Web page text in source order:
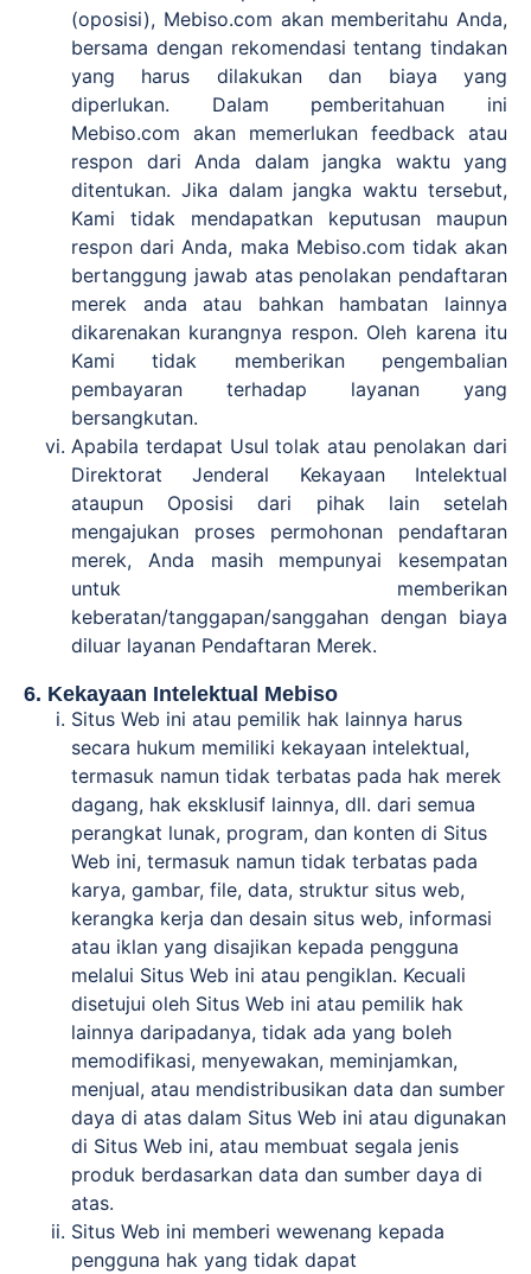
(oposisi), Mebiso.com akan memberitahu Anda,
bersama dengan rekomendasi tentang tindakan
yang harus dilakukan dan biaya yang
diperlukan. Dalam pemberitahuan ini
Mebiso.com akan memerlukan feedback atau
respon dari Anda dalam jangka waktu yang
ditentukan. Jika dalam jangka waktu tersebut,
Kami tidak mendapatkan keputusan maupun
respon dari Anda, maka Mebiso.com tidak akan
bertanggung jawab atas penolakan pendaftaran
merek anda atau bahkan hambatan lainnya
dikarenakan kurangnya respon. Oleh karena itu
Kami tidak memberikan pengembalian
pembayaran terhadap layanan yang
bersangkutan.
Apabila terdapat Usul tolak atau penolakan dari
Direktorat Jenderal Kekayaan Intelektual
ataupun Oposisi dari pihak lain setelah
mengajukan proses permohonan pendaftaran
merek, Anda masih mempunyai kesempatan
untuk memberikan
keberatan/tanggapan/sanggahan dengan biaya
diluar layanan Pendaftaran Merek.
6. Kekayaan Intelektual Mebiso
Situs Web ini atau pemilik hak lainnya harus
secara hukum memiliki kekayaan intelektual,
termasuk namun tidak terbatas pada hak merek
dagang, hak eksklusif lainnya, dll. dari semua
perangkat lunak, program, dan konten di Situs
Web ini, termasuk namun tidak terbatas pada
karya, gambar, file, data, struktur situs web,
kerangka kerja dan desain situs web, informasi
atau iklan yang disajikan kepada pengguna
melalui Situs Web ini atau pengiklan. Kecuali
disetujui oleh Situs Web ini atau pemilik hak
lainnya daripadanya, tidak ada yang boleh
memodifikasi, menyewakan, meminjamkan,
menjual, atau mendistribusikan data dan sumber
daya di atas dalam Situs Web ini atau digunakan
di Situs Web ini, atau membuat segala jenis
produk berdasarkan data dan sumber daya di
atas.
Situs Web ini memberi wewenang kepada
pengguna hak yang tidak dapat